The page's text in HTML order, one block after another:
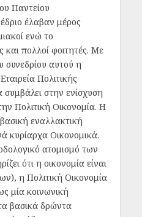
Παντείου
έλαβαν μέρος
ενώ το
πολλοί φοιτητές. Με
συνεδρίου αυτού η
Πολιτικής
συμβάλει στην ενίσχυση
Πολιτική Οικονομία. Η
εναλλακτική
κυρίαρχα Οικονομικά.
ατομισμό των
ότι η οικονομία είναι
η Πολιτική Οικονομία
μία κοινωνική
βασικά δρώντα